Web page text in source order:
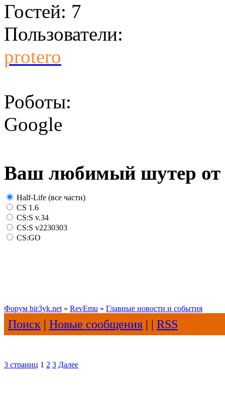
Гостей: 7
Пользователи:
protero
Роботы:
Google
Ваш любимый шутер от
Half-Life (все части)
CS 1.6
CS:S v.34
CS:S v2230303
CS:GO
Форум bir3yk.net » RevEmu » Главные новости и события
Поиск | Новые сообщения | | RSS
3 страниц 1 2 3 Далее